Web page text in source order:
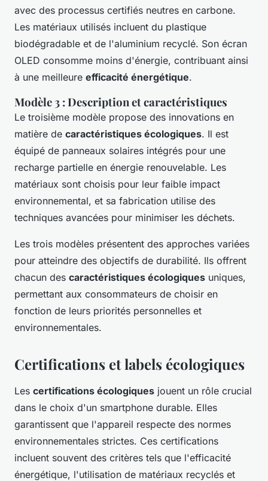
avec des processus certifiés neutres en carbone.
Les matériaux utilisés incluent du plastique
biodégradable et de l'aluminium recyclé. Son écran
OLED consomme moins d'énergie, contribuant ainsi
à une meilleure efficacité énergétique.
Modèle 3 : Description et caractéristiques
Le troisième modèle propose des innovations en
matière de caractéristiques écologiques. Il est
équipé de panneaux solaires intégrés pour une
recharge partielle en énergie renouvelable. Les
matériaux sont choisis pour leur faible impact
environnemental, et sa fabrication utilise des
techniques avancées pour minimiser les déchets.
Les trois modèles présentent des approches variées
pour atteindre des objectifs de durabilité. Ils offrent
chacun des caractéristiques écologiques uniques,
permettant aux consommateurs de choisir en
fonction de leurs priorités personnelles et
environnementales.
Certifications et labels écologiques
Les certifications écologiques jouent un rôle crucial
dans le choix d'un smartphone durable. Elles
garantissent que l'appareil respecte des normes
environnementales strictes. Ces certifications
incluent souvent des critères tels que l'efficacité
énergétique, l'utilisation de matériaux recyclés et